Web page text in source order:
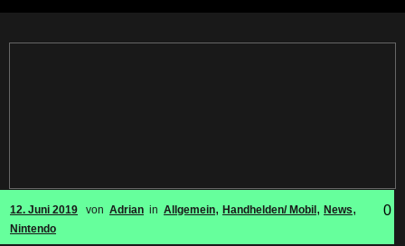
12. Juni 2019 von Adrian in Allgemein, Handhelden/ Mobil , News,
Nintendo
0